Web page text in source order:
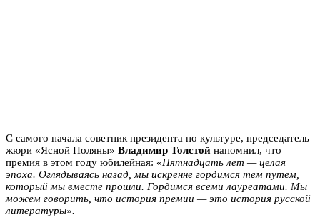
С самого начала советник президента по культуре, председатель
жюри «Ясной Поляны» Владимир Толстой напомнил, что
премия в этом году юбилейная: «Пятнадцать лет — целая
эпоха. Оглядываясь назад, мы искренне гордимся тем путем,
который мы вместе прошли. Гордимся всеми лауреатами. Мы
можем говорить, что история премии — это история русской
литературы».